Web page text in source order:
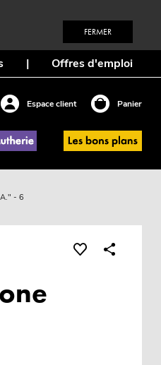
FERMER
| Offres d'emploi
Espace client Panier
- 6